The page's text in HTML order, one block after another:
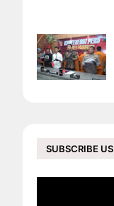
SUBSCRIBE US